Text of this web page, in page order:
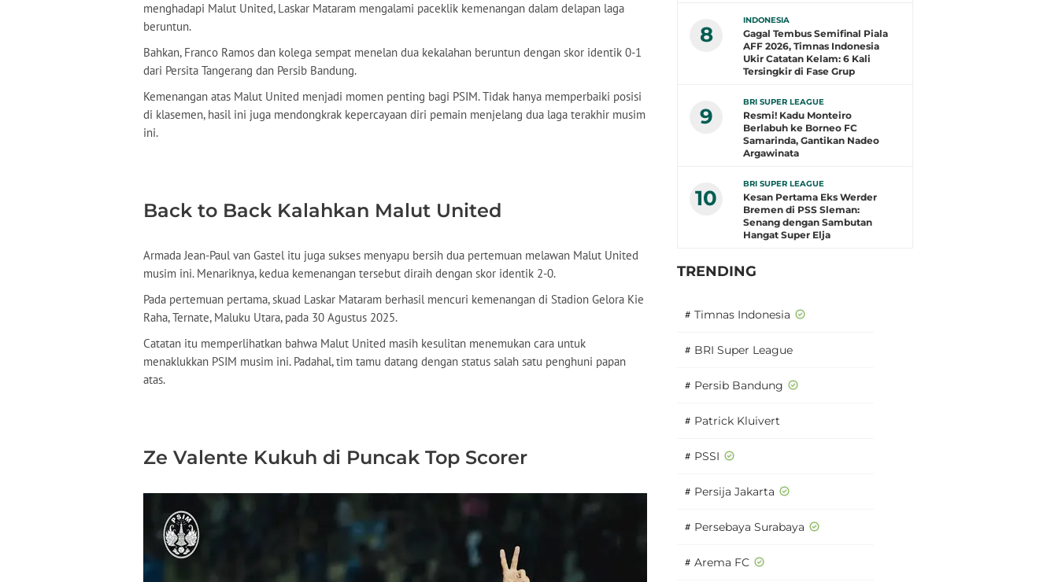
menghadapi Malut United, Laskar Mataram mengalami paceklik kemenangan dalam delapan laga
beruntun.
Bahkan, Franco Ramos dan kolega sempat menelan dua kekalahan beruntun dengan skor identik 0-1
dari Persita Tangerang dan Persib Bandung.
Kemenangan atas Malut United menjadi momen penting bagi PSIM. Tidak hanya memperbaiki posisi
di klasemen, hasil ini juga mendongkrak kepercayaan diri pemain menjelang dua laga terakhir musim
ini.
Back to Back Kalahkan Malut United
Armada Jean-Paul van Gastel itu juga sukses menyapu bersih dua pertemuan melawan Malut United
musim ini. Menariknya, kedua kemenangan tersebut diraih dengan skor identik 2-0.
Pada pertemuan pertama, skuad Laskar Mataram berhasil mencuri kemenangan di Stadion Gelora Kie
Raha, Ternate, Maluku Utara, pada 30 Agustus 2025.
Catatan itu memperlihatkan bahwa Malut United masih kesulitan menemukan cara untuk
menaklukkan PSIM musim ini. Padahal, tim tamu datang dengan status salah satu penghuni papan
atas.
Ze Valente Kukuh di Puncak Top Scorer
8
INDONESIA
Gagal Tembus Semifinal Piala
AFF 2026, Timnas Indonesia
Ukir Catatan Kelam: 6 Kali
Tersingkir di Fase Grup
9
BRI SUPER LEAGUE
Resmi! Kadu Monteiro
Berlabuh ke Borneo FC
Samarinda, Gantikan Nadeo
Argawinata
10
BRI SUPER LEAGUE
Kesan Pertama Eks Werder
Bremen di PSS Sleman:
Senang dengan Sambutan
Hangat Super Elja
TRENDING
# Timnas Indonesia
# BRI Super League
# Persib Bandung
# Patrick Kluivert
# PSSI
# Persija Jakarta
# Persebaya Surabaya
# Arema FC